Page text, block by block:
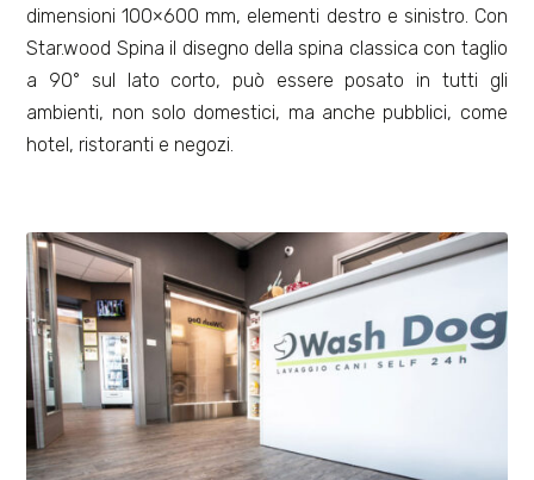
dimensioni 100×600 mm, elementi destro e sinistro. Con
Star.wood Spina il disegno della spina classica con taglio
a 90° sul lato corto, può essere posato in tutti gli
ambienti, non solo domestici, ma anche pubblici, come
hotel, ristoranti e negozi.